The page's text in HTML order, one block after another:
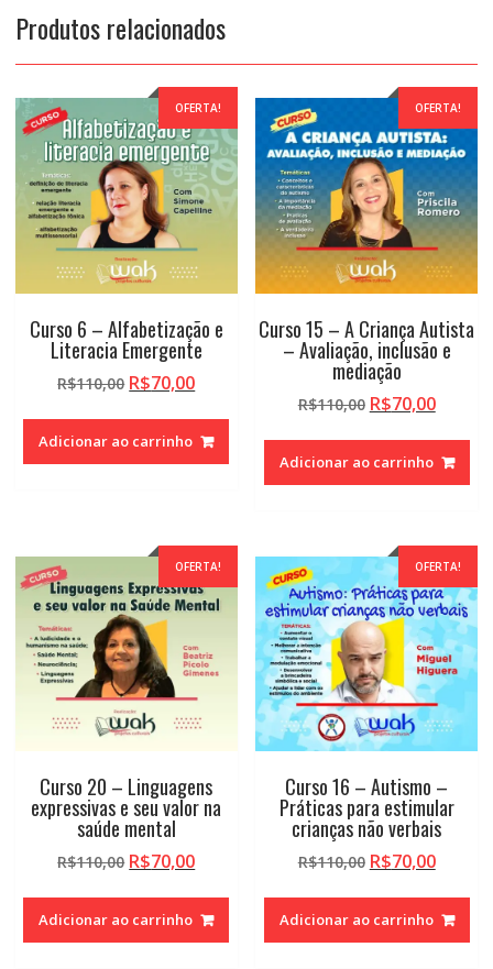
Produtos relacionados
OFERTA!
Curso 6 – Alfabetização e
Literacia Emergente
R$110,00 O
original
era:
R$70,00O
atual
é:
Adicionar ao carrinho
OFERTA!
Curso 15 – A Criança Autista
– Avaliação, inclusão e
mediação
R$110,00 O
original
era:
R$70,00O
atual
é:
Adicionar ao carrinho
OFERTA!
Curso 20 – Linguagens
expressivas e seu valor na
saúde mental
R$110,00 O
original
era:
R$70,00O
atual
é:
Adicionar ao carrinho
OFERTA!
Curso 16 – Autismo –
Práticas para estimular
crianças não verbais
R$110,00 O
original
era:
R$70,00O
atual
é:
Adicionar ao carrinho